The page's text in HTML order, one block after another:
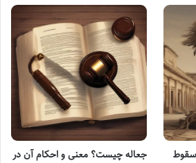
سقوط
جعاله چیست؟ معنی و احکام آن در